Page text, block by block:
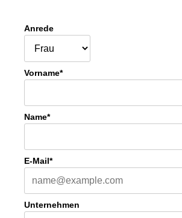
Anrede
Vorname*
Name*
E-Mail*
Unternehmen